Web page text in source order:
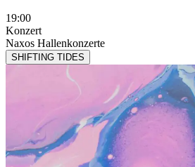
19:00
Konzert
Naxos Hallenkonzerte
SHIFTING TIDES